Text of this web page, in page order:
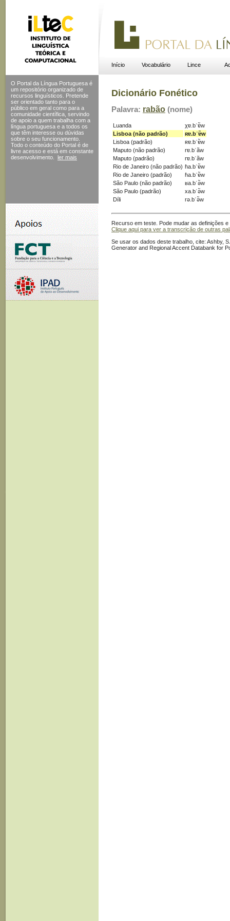
Início Vocabulário Lince
O Portal da Língua Portuguesa é
um repositório organizado de
recursos linguísticos. Pretende
ser orientado tanto para o
público em geral como para a
comunidade científica, servindo
de apoio a quem trabalha com a
língua portuguesa e a todos os
que têm interesse ou dúvidas
sobre o seu funcionamento.
Todo o conteúdo do Portal é de
livre acesso e está em constante
desenvolvimento.
ler mais
Dicionário Fonético
Palavra: rabão (nome)
Luanda
χɐ.bˈɐ̃w
Lisboa (não padrão)
ʀɐ.bˈɐ̃w
Lisboa (padrão)
ʀɐ.bˈɐ̃w
Maputo (não padrão)
rɐ.bˈãw
Maputo (padrão)
rɐ.bˈãw
Rio de Janeiro (não padrão) ɦa.bˈɐ̃w
Rio de Janeiro (padrão)
ɦa.bˈɐ̃w
São Paulo (não padrão)
ʁa.bˈə̃w
São Paulo (padrão)
xa.bˈə̃w
Díli
rə.bˈə̃w
Recurso em teste. Pode mudar as definições
Clique aqui para ver a transcrição de outras
Se usar os dados deste trabalho, cite: Ashby,
Generator and Regional Accent Databank for